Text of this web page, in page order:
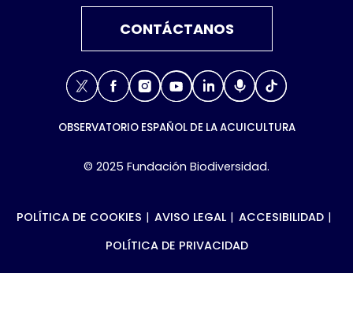
CONTÁCTANOS
X FacebookInstagram
YoutubeLinkedinPodcastTikTok
OBSERVATORIO ESPAÑOL DE LA ACUICULTURA
© 2025 Fundación Biodiversidad.
POLÍTICA DE COOKIES AVISO LEGAL
ACCESIBILIDAD
POLÍTICA DE PRIVACIDAD